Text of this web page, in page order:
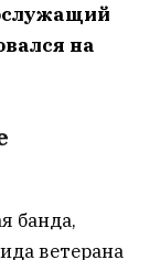
на
банда,
ветерана